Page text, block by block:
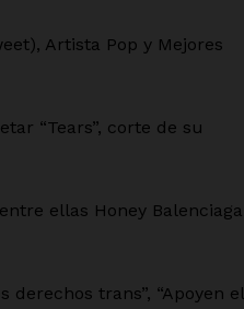
Artista Pop y Mejores
“Tears”, corte de su
ellas Honey Balenciaga
trans”, “Apoyen el